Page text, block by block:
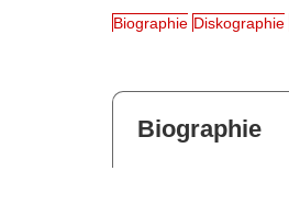
Biographie Diskographie
Biographie